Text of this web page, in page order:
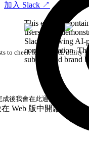
加入 Slack ↗
This element
users. It's a
Slack, showing AI-
communication.
subtle, solid brand
to check for Git URL utility
後我會在此通知。
在 Web 版中開啟